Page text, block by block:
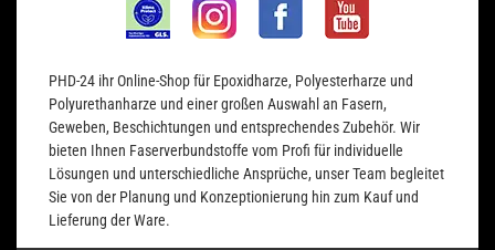
PHD-24 ihr Online-Shop für Epoxidharze, Polyesterharze und
Polyurethanharze und einer großen Auswahl an Fasern,
Geweben, Beschichtungen und entsprechendes Zubehör. Wir
bieten Ihnen Faserverbundstoffe vom Profi für individuelle
Lösungen und unterschiedliche Ansprüche, unser Team begleitet
Sie von der Planung und Konzeptionierung hin zum Kauf und
Lieferung der Ware.